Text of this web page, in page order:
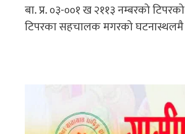
बा. प्र. ०३-००१ ख २११३ नम्बरको
टिपरका सहचालक मगरको घटनास्थलमै